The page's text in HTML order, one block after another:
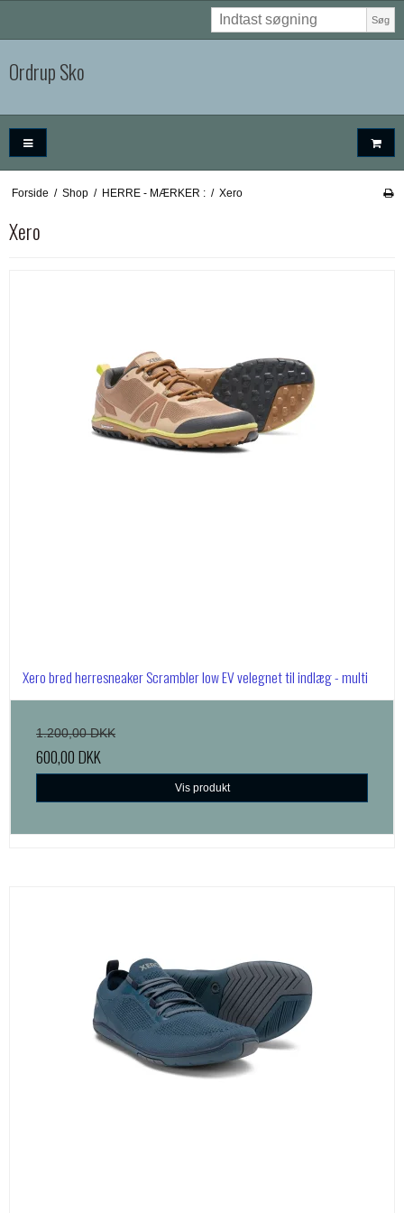
Søg
Ordrup Sko
Forside / Shop / HERRE - MÆRKER : / Xero
Xero
Xero bred herresneaker Scrambler low EV velegnet til indlæg - multi
1.200,00 DKK
600,00 DKK
Vis produkt